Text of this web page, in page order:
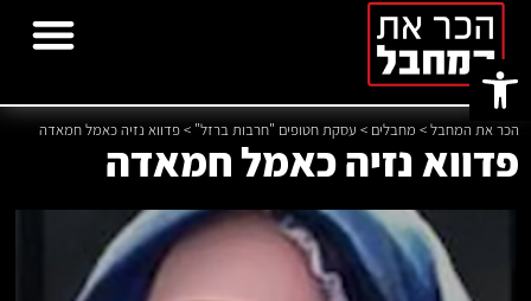
הכר את המחבל> מחבלים > עסקת חטופים "חרבות ברזל" >פדווא נזיה כאמל חמאדה
פדווא נזיה כאמל חמאדה
פתח סרגל נגישות